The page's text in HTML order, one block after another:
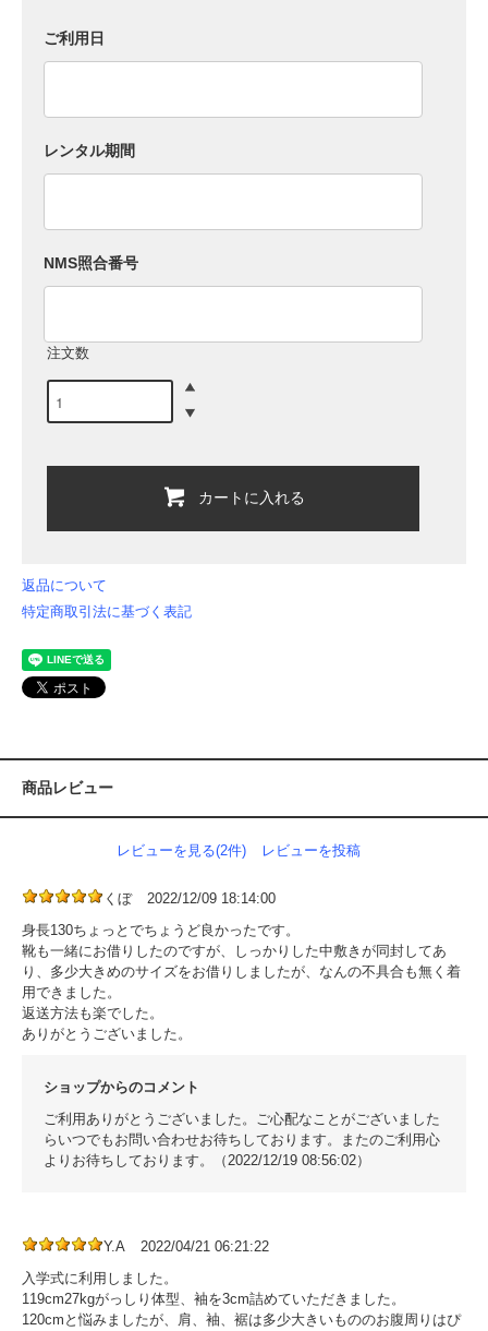
ご利用日
レンタル期間
NMS照合番号
注文数
カートに入れる
返品について
特定商取引法に基づく表記
商品レビュー
レビューを見る(2件) レビューを投稿
くぼ
2022/12/09 18:14:00
身長130ちょっとでちょうど良かったです。
靴も一緒にお借りしたのですが、しっかりした中敷きが同封してあ
り、多少大きめのサイズをお借りしましたが、なんの不具合も無く着
用できました。
返送方法も楽でした。
ありがとうございました。
ショップからのコメント
ご利用ありがとうございました。ご心配なことがございました
らいつでもお問い合わせお待ちしております。またのご利用心
よりお待ちしております。（2022/12/19 08:56:02）
Y.A
2022/04/21 06:21:22
入学式に利用しました。
119cm27kgがっしり体型、袖を3cm詰めていただきました。
120cmと悩みましたが、肩、袖、裾は多少大きいもののお腹周りはぴ